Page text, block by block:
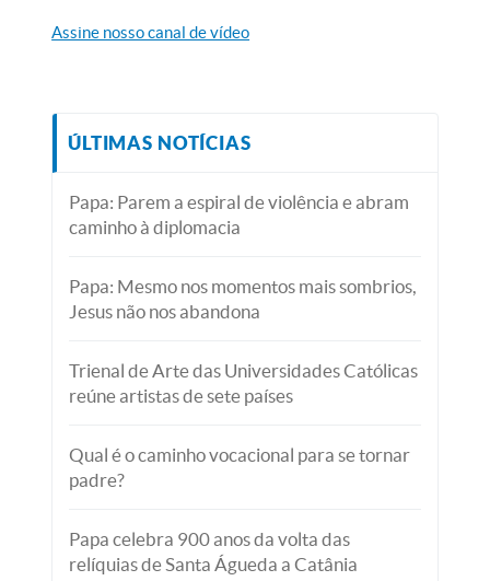
Assine nosso canal de vídeo
ÚLTIMAS NOTÍCIAS
Papa: Parem a espiral de violência e abram
caminho à diplomacia
Papa: Mesmo nos momentos mais sombrios,
Jesus não nos abandona
Trienal de Arte das Universidades Católicas
reúne artistas de sete países
Qual é o caminho vocacional para se tornar
padre?
Papa celebra 900 anos da volta das
relíquias de Santa Águeda a Catânia